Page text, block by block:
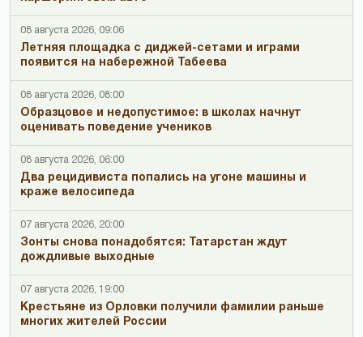
08 августа 2026, 09:06
Летняя площадка с диджей-сетами и играми
появится на набережной Табеева
08 августа 2026, 08:00
Образцовое и недопустимое: в школах начнут
оценивать поведение учеников
08 августа 2026, 06:00
Два рецидивиста попались на угоне машины и
краже велосипеда
07 августа 2026, 20:00
Зонты снова понадобятся: Татарстан ждут
дождливые выходные
07 августа 2026, 19:00
Крестьяне из Орловки получили фамилии раньше
многих жителей России